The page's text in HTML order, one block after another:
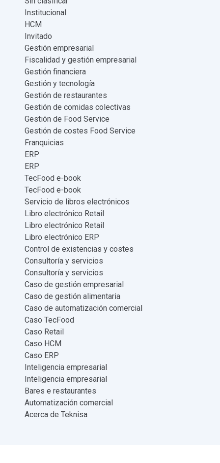
TecFood e-book
Los procesos bien definidos y la
identificación de los puntos críticos
garantizan el ahorro de costes en los
restaurantes de empresa
TecFood e-book
Procesos bien definidos en restaurantes
corporativos y reducción de costes